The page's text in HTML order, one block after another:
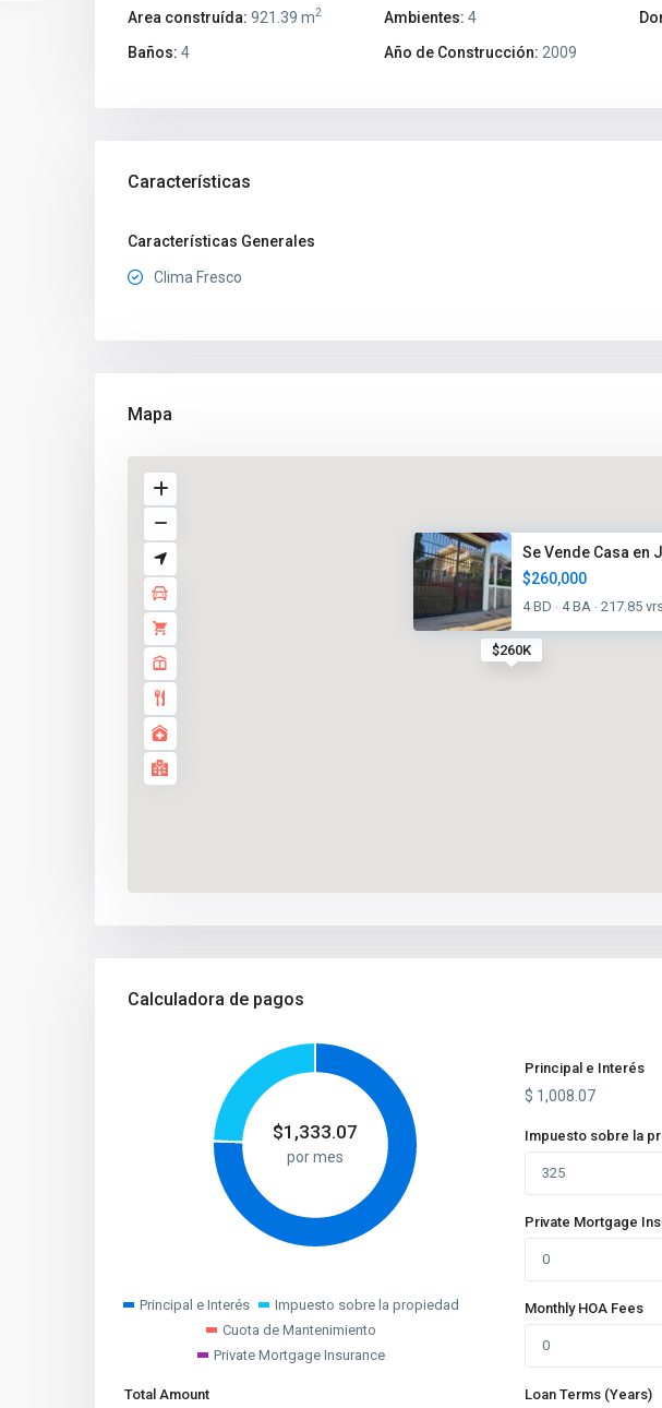
Area construída: 921.39 m2 Ambientes: 4
Baños: 4 Año de Construcción: 2009
Características
Características Generales
Clima Fresco
Mapa
$260K
Se Vende Casa en
$260,000
4 BD · 4 BA · 217.85
Calculadora de pagos
$1,333.07
por mes
Principal e Interés
Impuesto sobre la propiedad
Cuota de Mantenimiento
Private Mortgage Insurance
Principal e Interés
$ 1,008.07
Impuesto sobre la
Private Mortgage
Monthly HOA Fees
Total Amount Loan Terms (Years)